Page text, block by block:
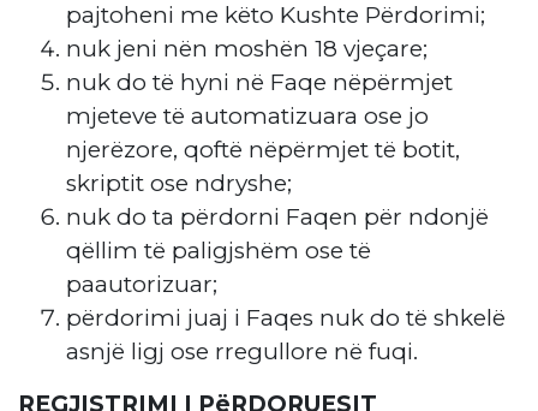
pajtoheni me këto Kushte Përdorimi;
nuk jeni nën moshën 18 vjeçare;
nuk do të hyni në Faqe nëpërmjet
mjeteve të automatizuara ose jo
njerëzore, qoftë nëpërmjet të botit,
skriptit ose ndryshe;
nuk do ta përdorni Faqen për ndonjë
qëllim të paligjshëm ose të
paautorizuar;
përdorimi juaj i Faqes nuk do të shkelë
asnjë ligj ose rregullore në fuqi.
REGJISTRIMI I PëRDORUESIT